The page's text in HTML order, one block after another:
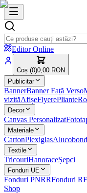
Editor Online
Coș (0)0,00 RON
Publicitar
BannerBanner Față Verso
vizităAfișeFlyerePliante
Decor
Canvas Personalizat
Materiale
CartonPlexiglasAlucobond
Textile
TricouriHanoraceȘepci
Fonduri UE
Fonduri PNRRFonduri
Shop